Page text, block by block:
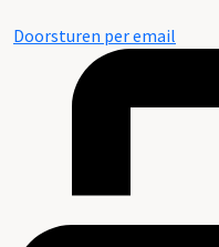
Doorsturen per email